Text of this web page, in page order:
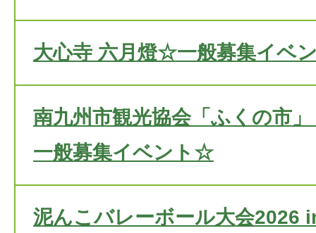
大心寺 六月燈☆一般募集イベ
南九州市観光協会「ふくの市
一般募集イベント☆
泥んこバレーボール大会2026